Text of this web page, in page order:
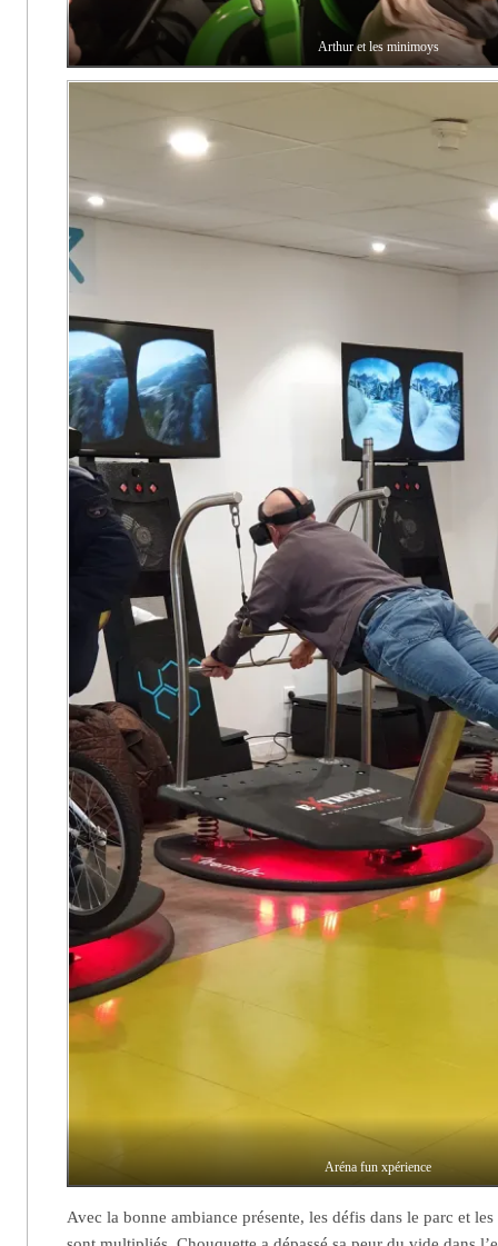
Arthur et les minimoys
Aréna fun xpérience
Avec la bonne ambiance présente, les défis dans le parc et les